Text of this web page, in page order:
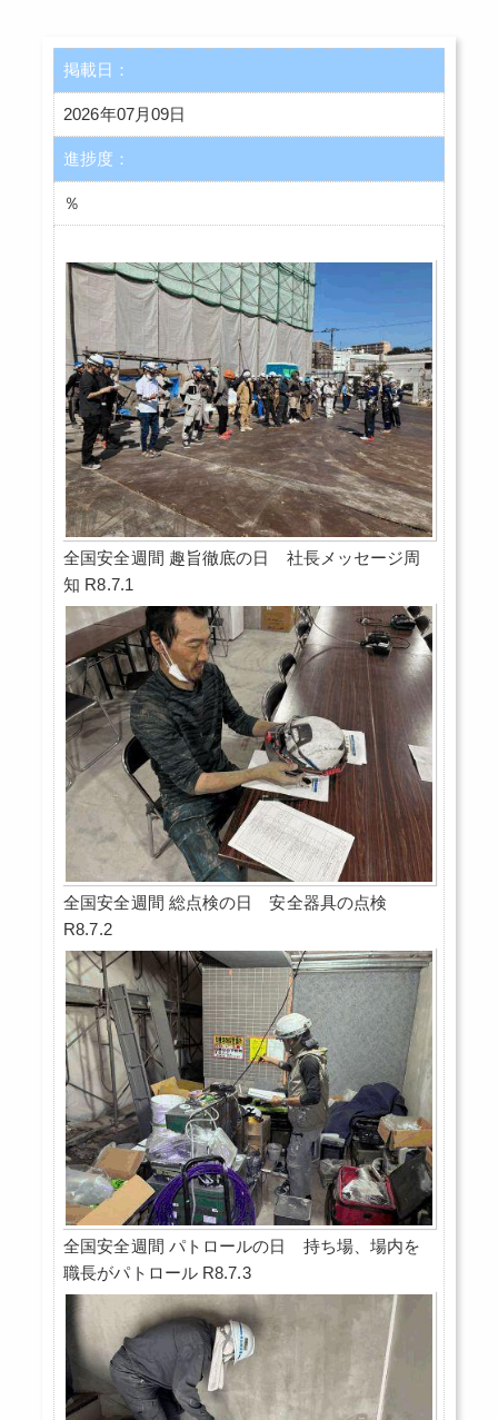
掲載日：
2026年07月09日
進捗度：
％
全国安全週間 趣旨徹底の日 社長メッセージ周
知 R8.7.1
全国安全週間 総点検の日 安全器具の点検
R8.7.2
全国安全週間 パトロールの日 持ち場、場内を
職長がパトロール R8.7.3